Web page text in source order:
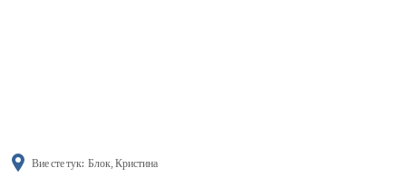
Вие сте тук: Блок, Кристина